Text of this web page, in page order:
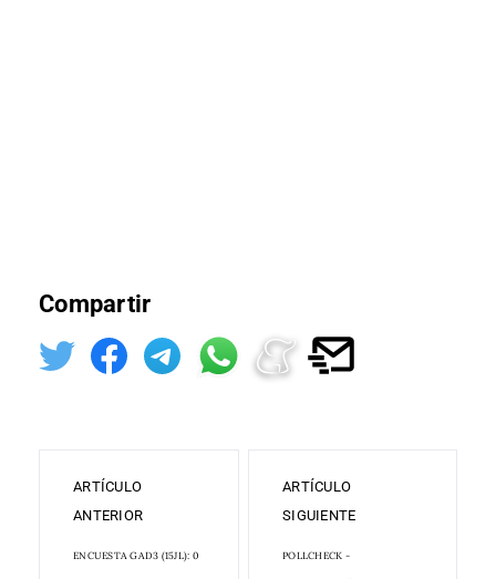
Compartir
ARTÍCULO
ANTERIOR
ENCUESTA GAD3 (15JL): 0
ARTÍCULO
SIGUIENTE
POLLCHECK -